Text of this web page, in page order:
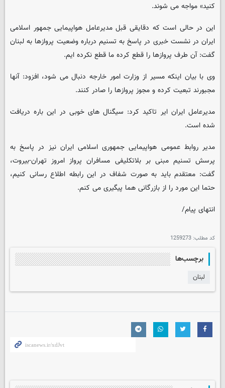
کنید» مواجه می شوند.
این در حالی است که دقایقی قبل مدیرعامل هواپیمایی جمهور اسلامی
ایران در نشست خبری در پاسخ به تسنیم درباره وضعیت پروازها به لبنان
گفت: آن طرف پروازها را قطع کرده ما قطع نکرده ایم.
وی با بیان اینکه مسیر از وزارت امور خارجه دنبال می شود، افزود: آنها
مجبورند تبعیت کرده و مجوز پروازها را صادر کنند.
مدیرعامل ایران ایر تاکید کرد: سیگنال های خوبی در این باره دریافت
شده است.
مدیر روابط عمومی هواپیمایی جمهوری اسلامی ایران نیز در پاسخ به
پرسش تسنیم مبنی بر بلاتکلیفی مسافران پرواز امروز تهران-بیروت،
گفت: معتقدم باید به صورت شفاف در این رابطه اطلاع رسانی کنیم،
حتما این مورد را از بازرگانی هما پیگیری می کنم.
انتهای پیام/
کد مطلب: 1259273
برچسب‌ها
لبنان